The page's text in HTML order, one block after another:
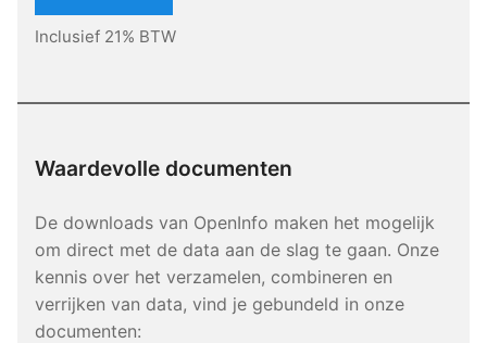
Inclusief 21% BTW
Waardevolle documenten
De downloads van OpenInfo maken het mogelijk
om direct met de data aan de slag te gaan. Onze
kennis over het verzamelen, combineren en
verrijken van data, vind je gebundeld in onze
documenten: